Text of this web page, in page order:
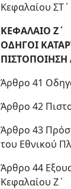
Κεφαλαίου ΣΤ΄
ΚΕΦΑΛΑΙΟ Ζ΄
ΟΔΗΓΟΙ
Άρθρο 41
Άρθρο 42
Άρθρο 43
του Εθνικού
Άρθρο 44
Κεφαλαίου Ζ΄